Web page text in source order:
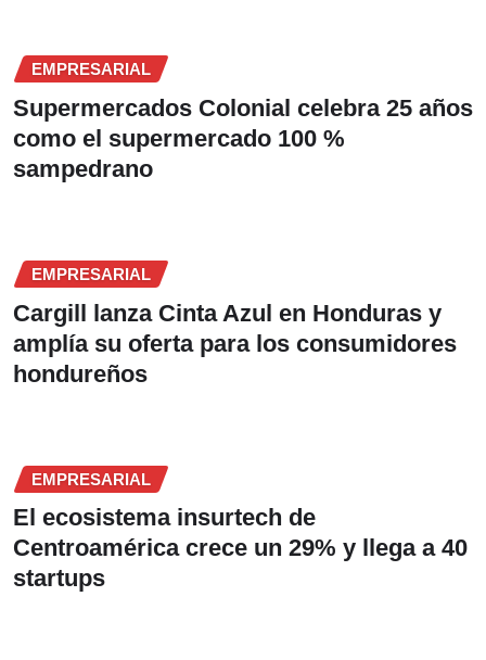
EMPRESARIAL
Supermercados Colonial celebra 25 años
como el supermercado 100 %
sampedrano
EMPRESARIAL
Cargill lanza Cinta Azul en Honduras y
amplía su oferta para los consumidores
hondureños
EMPRESARIAL
El ecosistema insurtech de
Centroamérica crece un 29% y llega a 40
startups